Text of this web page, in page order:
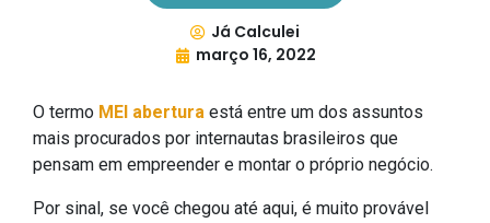
Já Calculei
março 16, 2022
O termo MEI abertura está entre um dos assuntos
mais procurados por internautas brasileiros que
pensam em empreender e montar o próprio negócio.
Por sinal, se você chegou até aqui, é muito provável